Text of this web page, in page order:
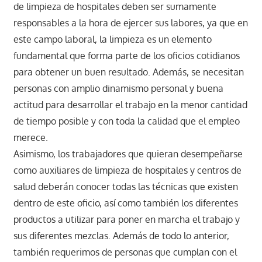
de limpieza de hospitales deben ser sumamente
responsables a la hora de ejercer sus labores, ya que en
este campo laboral, la limpieza es un elemento
fundamental que forma parte de los oficios cotidianos
para obtener un buen resultado. Además, se necesitan
personas con amplio dinamismo personal y buena
actitud para desarrollar el trabajo en la menor cantidad
de tiempo posible y con toda la calidad que el empleo
merece.
Asimismo, los trabajadores que quieran desempeñarse
como auxiliares de limpieza de hospitales y centros de
salud deberán conocer todas las técnicas que existen
dentro de este oficio, así como también los diferentes
productos a utilizar para poner en marcha el trabajo y
sus diferentes mezclas. Además de todo lo anterior,
también requerimos de personas que cumplan con el